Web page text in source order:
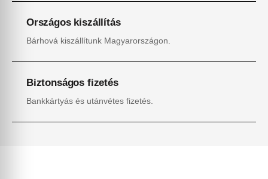
Országos kiszállítás
Bárhová kiszállítunk Magyarországon.
Biztonságos fizetés
Bankkártyás és utánvétes fizetés.